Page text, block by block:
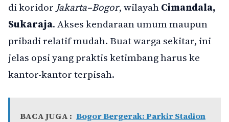
di koridorJakarta–Bogor, wilayahCimandala,
Sukaraja. Akses kendaraan umum maupun
pribadi relatif mudah. Buat warga sekitar, ini
jelas opsi yang praktis ketimbang harus ke
kantor-kantor terpisah.
BACA JUGA : Bogor Bergerak: Parkir Stadion